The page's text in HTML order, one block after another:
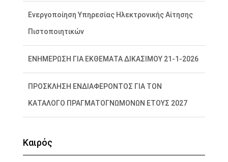
Ενεργοποίηση Υπηρεσίας Ηλεκτρονικής Αίτησης
Πιστοποιητικών
ΕΝΗΜΕΡΩΣΗ ΓΙΑ ΕΚΘΕΜΑΤΑ ΔΙΚΑΣΙΜΟΥ 21-1-2026
ΠΡΟΣΚΛΗΣΗ ΕΝΔΙΑΦΕΡΟΝΤΟΣ ΓΙΑ ΤΟΝ
ΚΑΤΑΛΟΓΟ ΠΡΑΓΜΑΤΟΓΝΩΜΟΝΩΝ ΕΤΟΥΣ 2027
της υπόθεσης με ΑΒΜ: Φ23/130 ΚΑΙ Γ23/70 του
Καιρός